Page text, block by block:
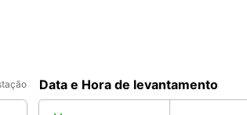
Data e Hora de levantamento